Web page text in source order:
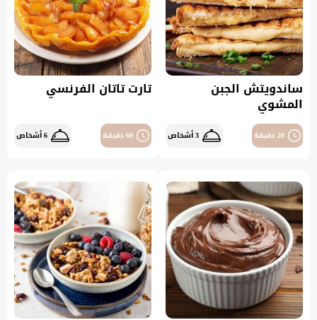
ساندويتش الجبن
المشوي
20 دقيقة 3 أشخاص
تارت تاتان الفرنسي
60 دقيقة 6 أشخاص